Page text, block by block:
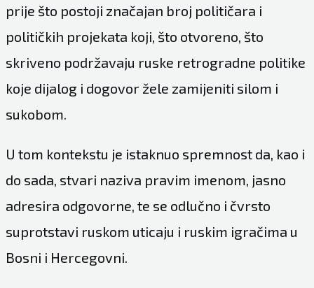
prije što postoji značajan broj političara i
političkih projekata koji, što otvoreno, što
skriveno podržavaju ruske retrogradne politike
koje dijalog i dogovor žele zamijeniti silom i
sukobom.
U tom kontekstu je istaknuo spremnost da, kao i
do sada, stvari naziva pravim imenom, jasno
adresira odgovorne, te se odlučno i čvrsto
suprotstavi ruskom uticaju i ruskim igračima u
Bosni i Hercegovni.